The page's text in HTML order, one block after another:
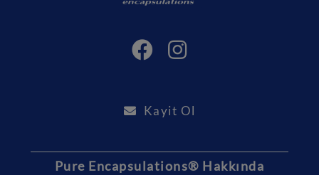
Kayit Ol
Pure Encapsulations® Hakkında